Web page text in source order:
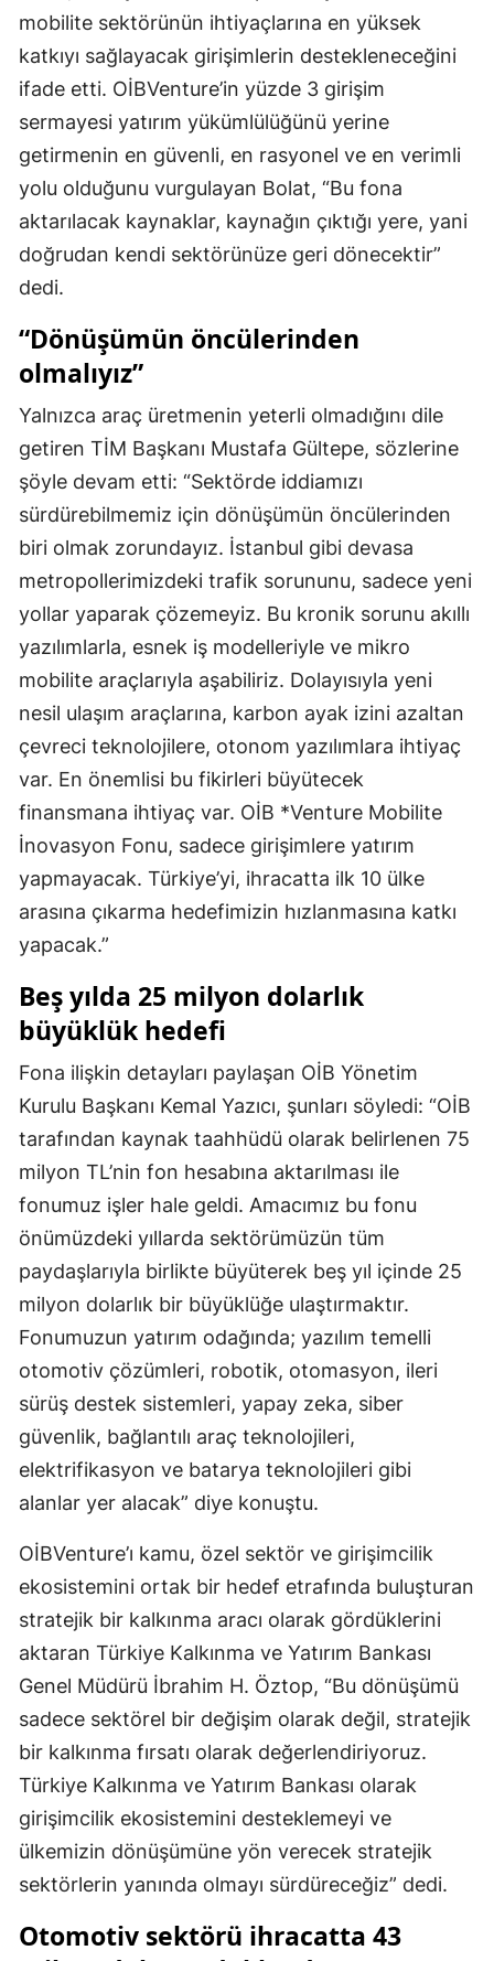
mobilite sektörünün ihtiyaçlarına en yüksek
katkıyı sağlayacak girişimlerin destekleneceğini
ifade etti. OİBVenture’in yüzde 3 girişim
sermayesi yatırım yükümlülüğünü yerine
getirmenin en güvenli, en rasyonel ve en verimli
yolu olduğunu vurgulayan Bolat, “Bu fona
aktarılacak kaynaklar, kaynağın çıktığı yere, yani
doğrudan kendi sektörünüze geri dönecektir”
dedi.
“Dönüşümün öncülerinden
olmalıyız”
Yalnızca araç üretmenin yeterli olmadığını dile
getiren TİM Başkanı Mustafa Gültepe, sözlerine
şöyle devam etti: “Sektörde iddiamızı
sürdürebilmemiz için dönüşümün öncülerinden
biri olmak zorundayız. İstanbul gibi devasa
metropollerimizdeki trafik sorununu, sadece yeni
yollar yaparak çözemeyiz. Bu kronik sorunu akıllı
yazılımlarla, esnek iş modelleriyle ve mikro
mobilite araçlarıyla aşabiliriz. Dolayısıyla yeni
nesil ulaşım araçlarına, karbon ayak izini azaltan
çevreci teknolojilere, otonom yazılımlara ihtiyaç
var. En önemlisi bu fikirleri büyütecek
finansmana ihtiyaç var. OİB *Venture Mobilite
İnovasyon Fonu, sadece girişimlere yatırım
yapmayacak. Türkiye’yi, ihracatta ilk 10 ülke
arasına çıkarma hedefimizin hızlanmasına katkı
yapacak.”
Beş yılda 25 milyon dolarlık
büyüklük hedefi
Fona ilişkin detayları paylaşan OİB Yönetim
Kurulu Başkanı Kemal Yazıcı, şunları söyledi: “OİB
tarafından kaynak taahhüdü olarak belirlenen 75
milyon TL’nin fon hesabına aktarılması ile
fonumuz işler hale geldi. Amacımız bu fonu
önümüzdeki yıllarda sektörümüzün tüm
paydaşlarıyla birlikte büyüterek beş yıl içinde 25
milyon dolarlık bir büyüklüğe ulaştırmaktır.
Fonumuzun yatırım odağında; yazılım temelli
otomotiv çözümleri, robotik, otomasyon, ileri
sürüş destek sistemleri, yapay zeka, siber
güvenlik, bağlantılı araç teknolojileri,
elektrifikasyon ve batarya teknolojileri gibi
alanlar yer alacak” diye konuştu.
OİBVenture’ı kamu, özel sektör ve girişimcilik
ekosistemini ortak bir hedef etrafında buluşturan
stratejik bir kalkınma aracı olarak gördüklerini
aktaran Türkiye Kalkınma ve Yatırım Bankası
Genel Müdürü İbrahim H. Öztop, “Bu dönüşümü
sadece sektörel bir değişim olarak değil, stratejik
bir kalkınma fırsatı olarak değerlendiriyoruz.
Türkiye Kalkınma ve Yatırım Bankası olarak
girişimcilik ekosistemini desteklemeyi ve
ülkemizin dönüşümüne yön verecek stratejik
sektörlerin yanında olmayı sürdüreceğiz” dedi.
Otomotiv sektörü ihracatta 43